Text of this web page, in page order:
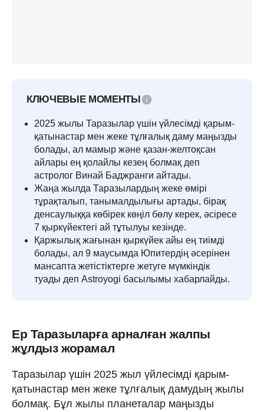
КЛЮЧЕВЫЕ МОМЕНТЫ
2025 жылы Таразылар үшін үйлесімді қарым-
қатынастар мен жеке тұлғалық даму маңызды
болады, ал мамыр және қазан-желтоқсан
айлары ең қолайлы кезең болмақ деп
астролог Винай Баджранги айтады.
Жаңа жылда Таразылардың жеке өмірі
тұрақталып, танымалдылығы артады, бірақ
денсаулыққа көбірек көңіл бөлу керек, әсіресе
7 қыркүйектегі ай тұтылуы кезінде.
Қаржылық жағынан қыркүйек айы ең тиімді
болады, ал 9 маусымда Юпитердің әсерінен
мансапта жетістіктерге жетуге мүмкіндік
туады деп Astroyogi басылымы хабарлайды.
Ер Таразыларға арналған жалпы
жұлдыз жорамал
Таразылар үшін 2025 жыл үйлесімді қарым-
қатынастар мен жеке тұлғалық дамудың жылы
болмақ. Бұл жылы планеталар маңызды